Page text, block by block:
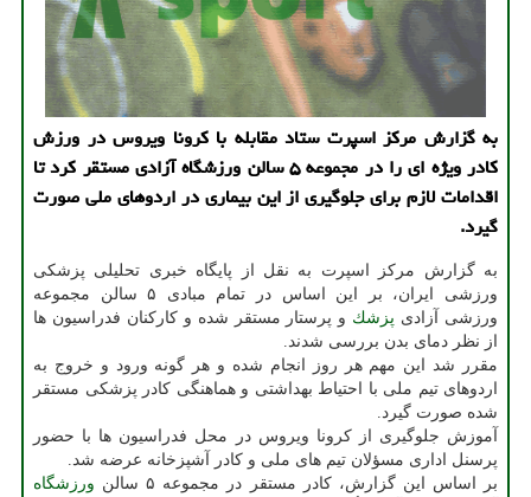
به گزارش مركز اسپرت ستاد مقابله با كرونا ویروس در ورزش
كادر ویژه ای را در مجموعه ۵ سالن ورزشگاه آزادی مستقر كرد تا
اقدامات لازم برای جلوگیری از این بیماری در اردوهای ملی صورت
گیرد.
به گزارش مركز اسپرت به نقل از پایگاه خبری تحلیلی پزشكی
ورزشی ایران، بر این اساس در تمام مبادی ۵ سالن مجموعه
ورزشی آزادی پزشك و پرستار مستقر شده و كاركنان فدراسیون ها
از نظر دمای بدن بررسی شدند.
مقرر شد این مهم هر روز انجام شده و هر گونه ورود و خروج به
اردوهای تیم ملی با احتیاط بهداشتی و هماهنگی كادر پزشكی مستقر
شده صورت گیرد.
آموزش جلوگیری از كرونا ویروس در محل فدراسیون ها با حضور
پرسنل اداری مسؤلان تیم های ملی و كادر آشپزخانه عرضه شد.
بر اساس این گزارش، كادر مستقر در مجموعه ۵ سالن
ورزشگاه